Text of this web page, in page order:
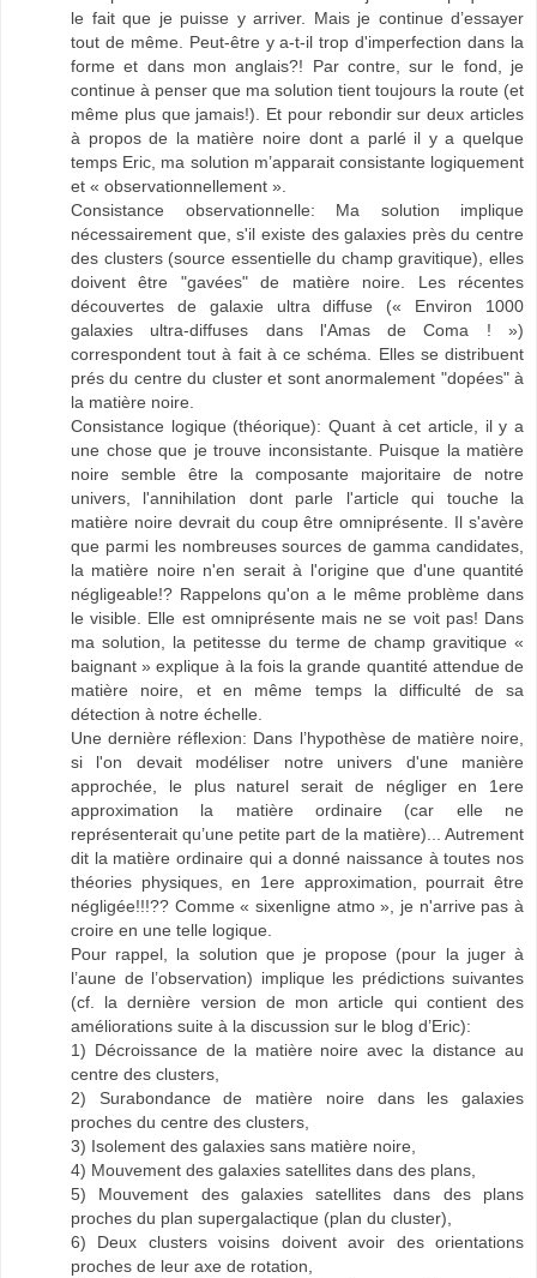
le fait que je puisse y arriver. Mais je continue d’essayer
tout de même. Peut-être y a-t-il trop d'imperfection dans la
forme et dans mon anglais?! Par contre, sur le fond, je
continue à penser que ma solution tient toujours la route (et
même plus que jamais!). Et pour rebondir sur deux articles
à propos de la matière noire dont a parlé il y a quelque
temps Eric, ma solution m’apparait consistante logiquement
et « observationnellement ».
Consistance observationnelle: Ma solution implique
nécessairement que, s'il existe des galaxies près du centre
des clusters (source essentielle du champ gravitique), elles
doivent être "gavées" de matière noire. Les récentes
découvertes de galaxie ultra diffuse (« Environ 1000
galaxies ultra-diffuses dans l'Amas de Coma ! »)
correspondent tout à fait à ce schéma. Elles se distribuent
prés du centre du cluster et sont anormalement "dopées" à
la matière noire.
Consistance logique (théorique): Quant à cet article, il y a
une chose que je trouve inconsistante. Puisque la matière
noire semble être la composante majoritaire de notre
univers, l'annihilation dont parle l'article qui touche la
matière noire devrait du coup être omniprésente. Il s'avère
que parmi les nombreuses sources de gamma candidates,
la matière noire n'en serait à l'origine que d'une quantité
négligeable!? Rappelons qu'on a le même problème dans
le visible. Elle est omniprésente mais ne se voit pas! Dans
ma solution, la petitesse du terme de champ gravitique «
baignant » explique à la fois la grande quantité attendue de
matière noire, et en même temps la difficulté de sa
détection à notre échelle.
Une dernière réflexion: Dans l’hypothèse de matière noire,
si l'on devait modéliser notre univers d'une manière
approchée, le plus naturel serait de négliger en 1ere
approximation la matière ordinaire (car elle ne
représenterait qu’une petite part de la matière)... Autrement
dit la matière ordinaire qui a donné naissance à toutes nos
théories physiques, en 1ere approximation, pourrait être
négligée!!!?? Comme « sixenligne atmo », je n'arrive pas à
croire en une telle logique.
Pour rappel, la solution que je propose (pour la juger à
l’aune de l’observation) implique les prédictions suivantes
(cf. la dernière version de mon article qui contient des
améliorations suite à la discussion sur le blog d’Eric):
1) Décroissance de la matière noire avec la distance au
centre des clusters,
2) Surabondance de matière noire dans les galaxies
proches du centre des clusters,
3) Isolement des galaxies sans matière noire,
4) Mouvement des galaxies satellites dans des plans,
5) Mouvement des galaxies satellites dans des plans
proches du plan supergalactique (plan du cluster),
6) Deux clusters voisins doivent avoir des orientations
proches de leur axe de rotation,